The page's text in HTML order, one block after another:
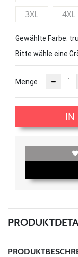
3XL
4XL
Gewählte Farbe:
Bitte wähle eine
Menge
IN